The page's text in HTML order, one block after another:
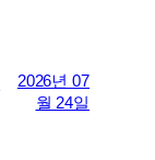
2026년 07
월 24일